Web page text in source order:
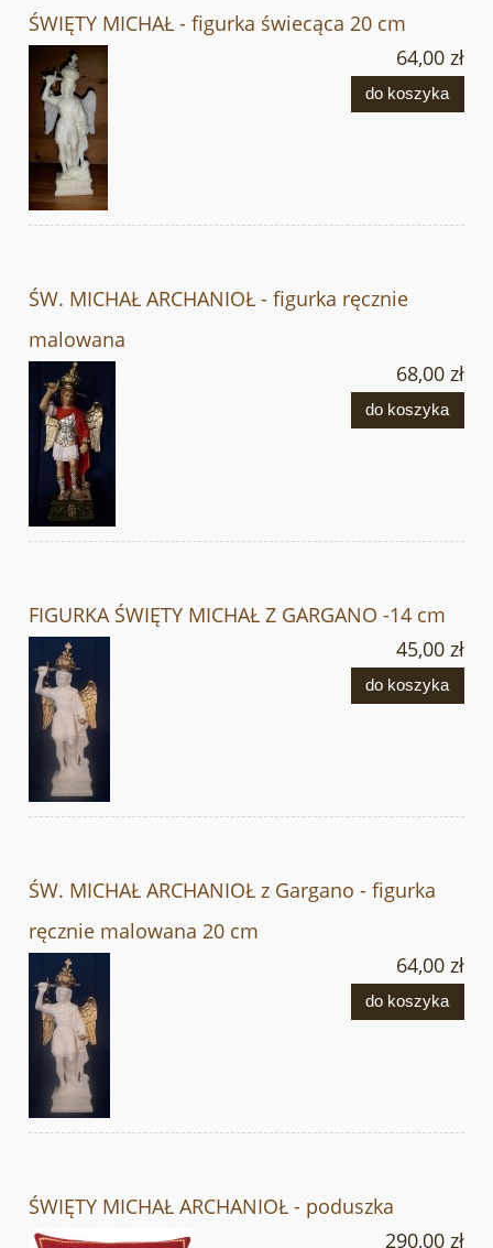
ŚWIĘTY MICHAŁ - figurka świecąca 20 cm
64,00 zł
do koszyka
ŚW. MICHAŁ ARCHANIOŁ - figurka ręcznie
malowana
68,00 zł
do koszyka
FIGURKA ŚWIĘTY MICHAŁ Z GARGANO -14 cm
45,00 zł
do koszyka
ŚW. MICHAŁ ARCHANIOŁ z Gargano - figurka
ręcznie malowana 20 cm
64,00 zł
do koszyka
ŚWIĘTY MICHAŁ ARCHANIOŁ - poduszka
290,00 zł